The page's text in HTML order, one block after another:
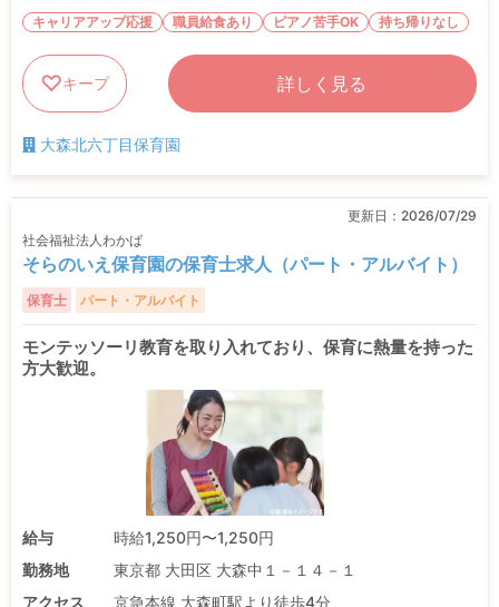
キャリアアップ応援
職員給食あり ピアノ苦手OK 持ち帰りなし
キープ 詳しく見る
大森北六丁目保育園
更新日： 2026/07/29
社会福祉法人わかば
そらのいえ保育園の保育士求人（パート・アルバイト）
保育士 パート・アルバイト
モンテッソーリ教育を取り入れており、保育に熱量を持った
方大歓迎。
給与
時給1,250円〜1,250円
勤務地
東京都 大田区 大森中１－１４－１
アクセス
京急本線 大森町駅より徒歩4分